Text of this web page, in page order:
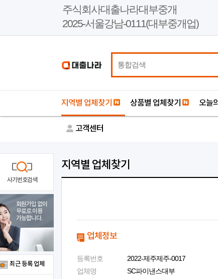
주식회사대출나라대부중개
2025-서울강남-0111(대부중개업)
지역별 업체찾기 상품별 업체찾기 오늘
고객센터
지역별 업체찾기
업체정보
등록번호
2022-제주제주-0017
업체명
SC파이낸스대부
사기번호검색
회원가입 없이
무료로 이용
가능합니다.
최근 등록 업체